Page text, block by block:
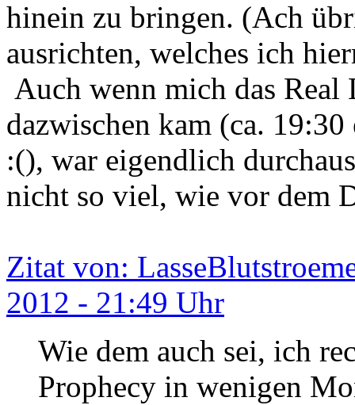
hinein zu bringen. (Ach
ausrichten, welches ich
Auch wenn mich das Real
dazwischen kam (ca.
:(), war eigendlich
nicht so viel, wie vor dem
Zitat von:
2012 - 21:49 Uhr
Wie dem auch sei, ich
Prophecy in wenigen